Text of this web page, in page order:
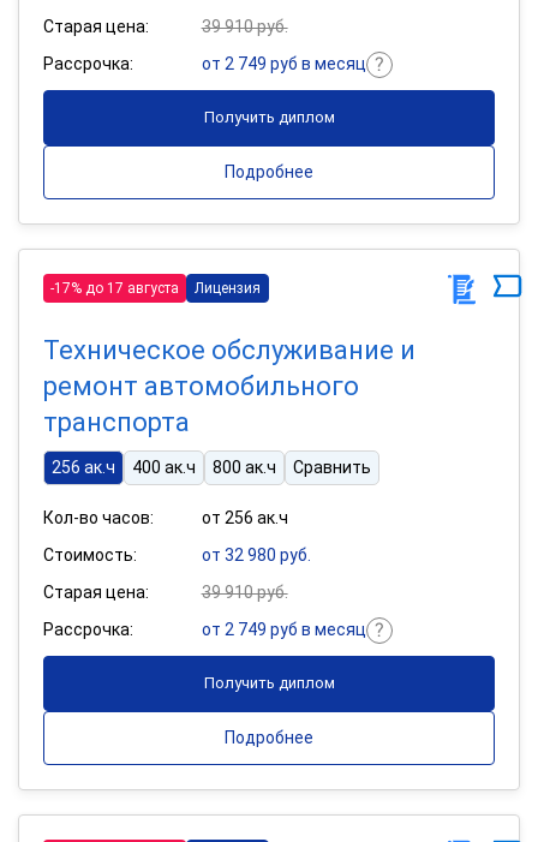
Старая цена:
39 910 руб.
Рассрочка:
от 2 749 руб в месяц
Получить диплом
Подробнее
-17% до 17 августа Лицензия
Техническое обслуживание и
ремонт автомобильного
транспорта
256 ак.ч 400 ак.ч 800 ак.ч Сравнить
Кол-во часов:
от 256 ак.ч
Стоимость:
от 32 980 руб.
Старая цена:
39 910 руб.
Рассрочка:
от 2 749 руб в месяц
Получить диплом
Подробнее